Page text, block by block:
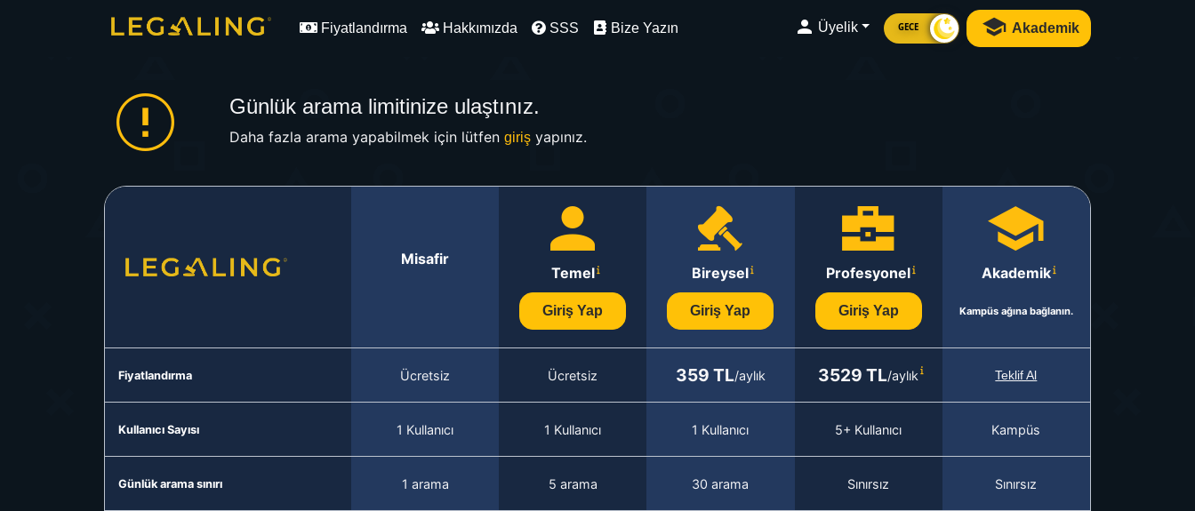
Fiyatlandırma Hakkımızda SSS Bize Yazın Üyelik GECE Akademik
Günlük arama limitinize ulaştınız.
Daha fazla arama yapabilmek için lütfen girişyapınız.
Misafir
Temel
Giriş Yap
Bireysel
Giriş Yap
Profesyonel
Giriş Yap
Akademik
Kampüs ağına bağlanın.
Fiyatlandırma Ücretsiz Ücretsiz 359 TL/aylık 3529 TL/aylık Teklif Al
Kullanıcı Sayısı 1 Kullanıcı 1 Kullanıcı 1 Kullanıcı 5+ Kullanıcı Kampüs
Günlük arama sınırı 1 arama 5 arama 30 arama Sınırsız Sınırsız